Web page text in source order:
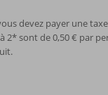
devez payer une
2* sont de 0,50 € par